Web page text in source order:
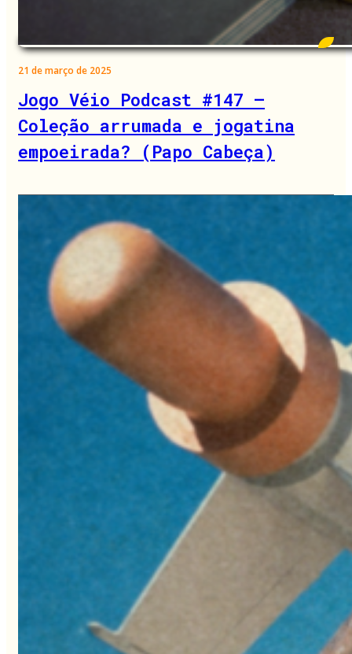
21 de março de 2025
Jogo Véio Podcast #147 –
Coleção arrumada e jogatina
empoeirada? (Papo Cabeça)